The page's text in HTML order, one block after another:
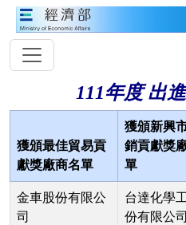
111年度 出
獲頒最佳貿易貢
獻獎廠商名單
獲頒新興
銷貢獻獎
單
金車股份有限公
司
台達化學
份有限公司